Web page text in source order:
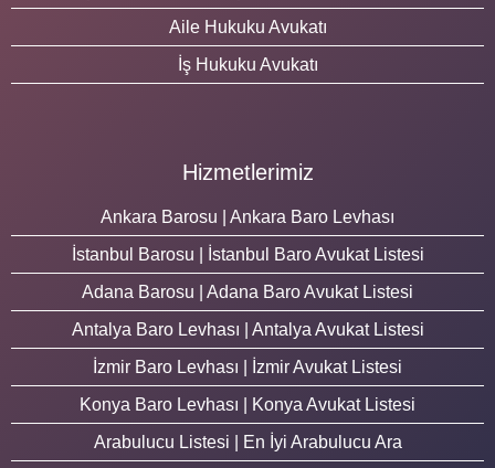
Aile Hukuku Avukatı
İş Hukuku Avukatı
Hizmetlerimiz
Ankara Barosu | Ankara Baro Levhası
İstanbul Barosu | İstanbul Baro Avukat Listesi
Adana Barosu | Adana Baro Avukat Listesi
Antalya Baro Levhası | Antalya Avukat Listesi
İzmir Baro Levhası | İzmir Avukat Listesi
Konya Baro Levhası | Konya Avukat Listesi
Arabulucu Listesi | En İyi Arabulucu Ara